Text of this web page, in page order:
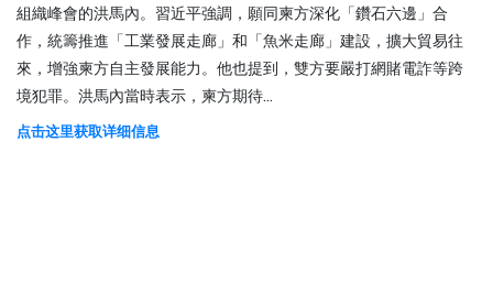
組織峰會的洪馬內。習近平強調，願同柬方深化「鑽石六邊」合
作，統籌推進「工業發展走廊」和「魚米走廊」建設，擴大貿易往
來，增強柬方自主發展能力。他也提到，雙方要嚴打網賭電詐等跨
境犯罪。洪馬內當時表示，柬方期待...
点击这里获取详细信息